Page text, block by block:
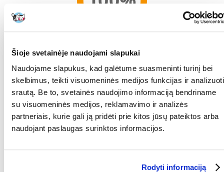
Šioje svetainėje naudojami slapukai
Naudojame slapukus, kad galėtume suasmeninti turinį bei
skelbimus, teikti visuomeninės medijos funkcijas ir analizuoti
srautą. Be to, svetainės naudojimo informaciją bendriname
su visuomeninės medijos, reklamavimo ir analizės
partneriais, kurie gali ją pridėti prie kitos jūsų pateiktos arba
naudojant paslaugas surinktos informacijos.
Rodyti informaciją
Recommend
SAVYBĖS ATSILIEPIMAI NUOTRAUKOS
Parametrai